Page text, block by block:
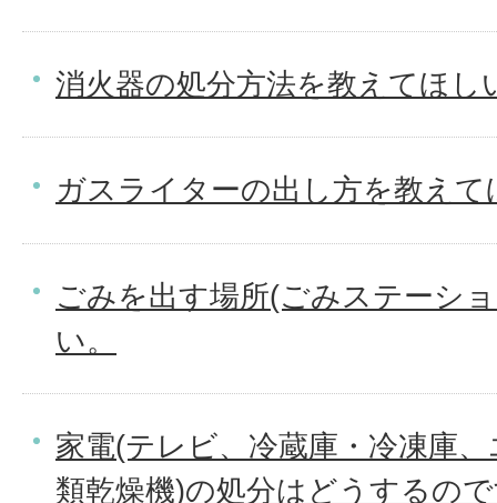
消火器の処分方法を教えてほし
ガスライターの出し方を教えて
ごみを出す場所(ごみステーシ
い。
家電(テレビ、冷蔵庫・冷凍庫
類乾燥機)の処分はどうするの